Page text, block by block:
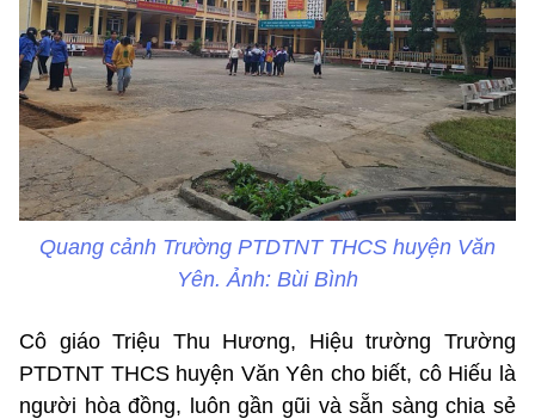
Quang cảnh Trường PTDTNT THCS huyện Văn
Yên. Ảnh: Bùi Bình
Cô giáo Triệu Thu Hương, Hiệu trường Trường
PTDTNT THCS huyện Văn Yên cho biết, cô Hiếu là
người hòa đồng, luôn gần gũi và sẵn sàng chia sẻ